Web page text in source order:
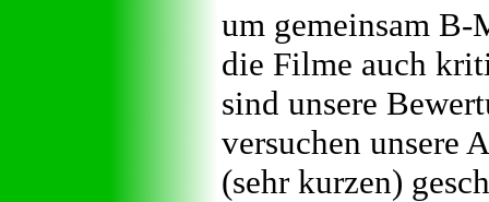
um gemeinsam B-
die Filme auch
sind unsere
versuchen unsere
(sehr kurzen)